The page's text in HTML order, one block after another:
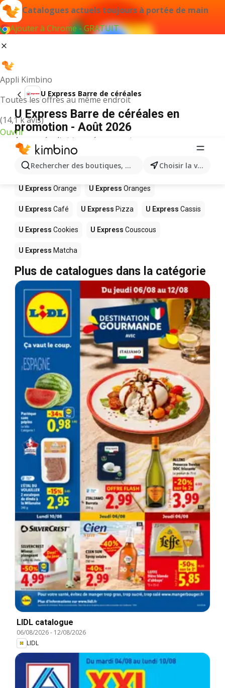
Catalogues actuels toujours à portée de main
Ajouter à Chrome - GRATUIT
Appli Kimbino
Toutes les offres au même endroit
(14,1 k avis)
Ouvrir
Rechercher des boutiques, des catégories, des Choisir la ville
U Express Barre de céréales
U Express Barre de céréales en
promotion - Août 2026
Aucun résultat trouvé pour ce terme.
D’autres produits dans les magasins
U Express
U Express Orange U Express Oranges
U Express Café U Express Pizza U Express Cassis
U Express Cookies U Express Couscous
U Express Matcha
Plus de catalogues dans la catégorie
LIDL catalogue
06/08/2026- 12/08/2026
LIDL